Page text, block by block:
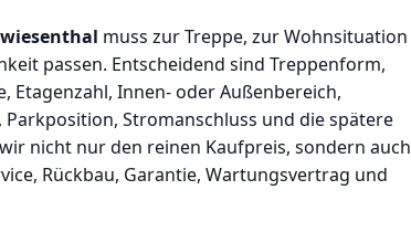
muss zur Treppe, zur Wohnsituation
passen. Entscheidend sind Treppenform,
Etagenzahl, Innen- oder Außenbereich,
Stromanschluss und die spätere
nicht nur den reinen Kaufpreis, sondern auch
Rückbau, Garantie, Wartungsvertrag und